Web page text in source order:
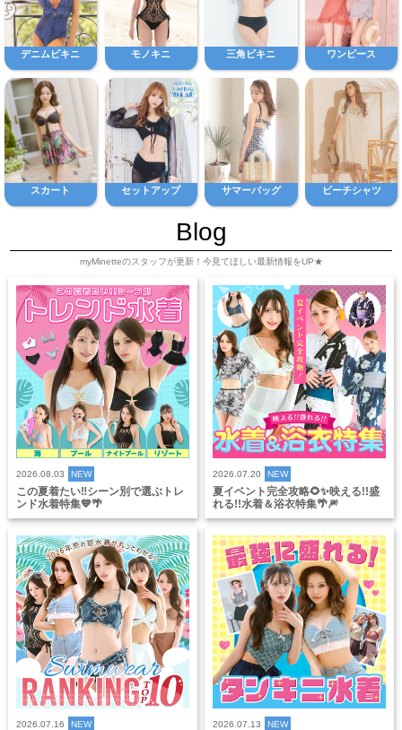
デニムビキニ モノキニ 三角ビキニ ワンピース
スカート セットアップ サマーバッグ ビーチシャツ
Blog
myMinetteのスタッフが更新！今見てほしい最新情報をUP★
2026.08.03 NEW
この夏着たい‼️シーン別で選ぶトレ
ンド水着特集💙🌴
2026.07.20 NEW
夏イベント完全攻略🌻✨映える!!盛
れる!!水着＆浴衣特集🌴🎆
2026.07.16 NEW 2026.07.13 NEW